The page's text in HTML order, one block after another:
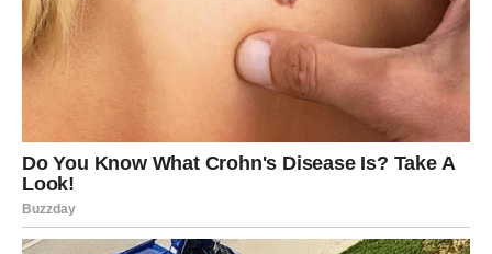
Lagano pritisnite na različitim mjestima rolata; izaći će “vlažni”
nakon pečenja, ali će šećer stvoriti lijep premaz. 😉 Tople
kiflice nakon pečenja premazati mješavinom šećera u prahu i
vanilin šećera.